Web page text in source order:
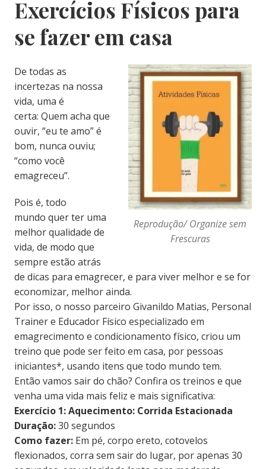
Exercícios Físicos para
se fazer em casa
Reprodução/ Organize sem
Frescuras
De todas as
incertezas na nossa
vida, uma é
certa: Quem acha que
ouvir, “eu te amo” é
bom, nunca ouviu;
“como você
emagreceu”.
Pois é, todo
mundo quer ter uma
melhor qualidade de
vida, de modo que
sempre estão atrás
de dicas para emagrecer, e para viver melhor e se for
economizar, melhor ainda.
Por isso, o nosso parceiro Givanildo Matias, Personal
Trainer e Educador Físico especializado em
emagrecimento e condicionamento físico, criou um
treino que pode ser feito em casa, por pessoas
iniciantes*, usando itens que todo mundo tem.
Então vamos sair do chão? Confira os treinos e que
venha uma vida mais feliz e mais significativa:
Exercício 1: Aquecimento: Corrida Estacionada
Duração:30 segundos
Como fazer:Em pé, corpo ereto, cotovelos
flexionados, corra sem sair do lugar, por apenas 30